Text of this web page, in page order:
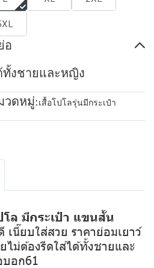
อ
ทั้งชายและหญิง
วดหมู่:เสื้อโปโลรุ่นมีกระเป๋า
โล มีกระเป๋า แขนสั้น
นี๊ยบใส่สวย ราคาย่อมเยาว์
ไม่ต้องรีดใส่ได้ทั้งชายและ
อก61